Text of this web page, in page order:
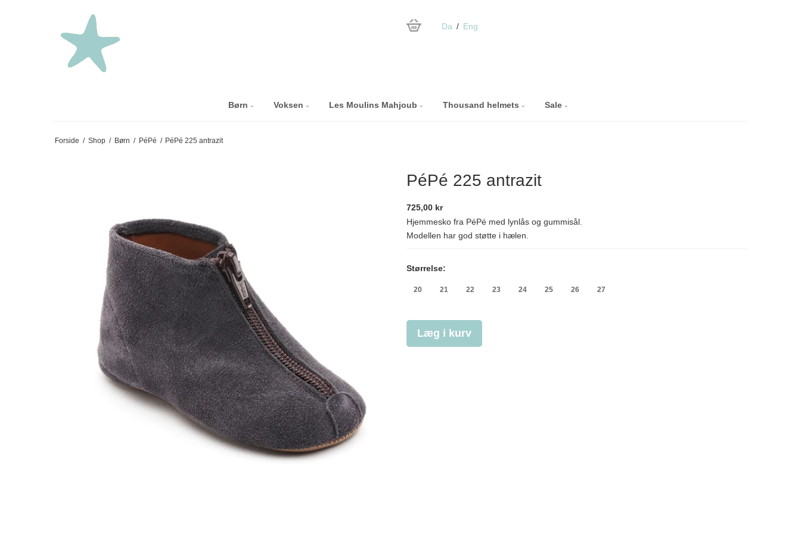
Da Eng
Børn Voksen Les Moulins Mahjoub Thousand helmets Sale
Forside / Shop / Børn / PéPé / PéPé 225 antrazit
PéPé 225 antrazit
725,00 kr
Hjemmesko fra PéPé med lynlås og gummisål.
Modellen har god støtte i hælen.
Størrelse:
20 21 22 23 24 25 26 27
Læg i kurv